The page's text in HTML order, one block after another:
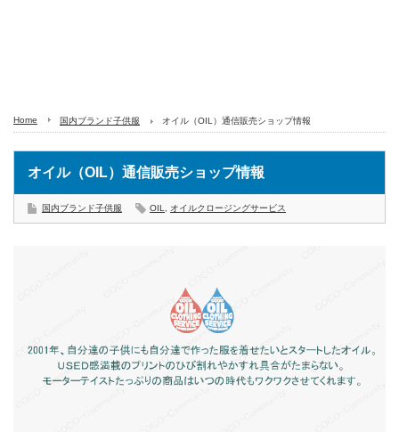
Home 国内ブランド子供服 オイル（OIL）通信販売ショップ情報
オイル（OIL）通信販売ショップ情報
国内ブランド子供服 OIL オイルクロージングサービス